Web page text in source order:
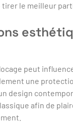
le meilleur
peut
une
design
afin de